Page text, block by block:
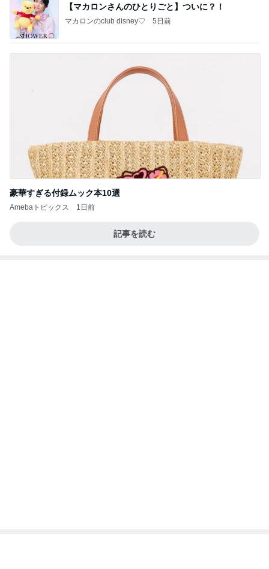
【マカロンさんのひとりごと】ついに？！
マカロンのclub disney♡ 5日前
豪華すぎる付録ムック本10選
Amebaトピックス 1日前
記事を読む